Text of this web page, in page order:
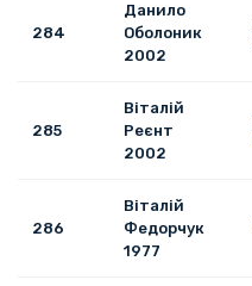
284
Данило
Оболоник
2002
285
Віталій
Реєнт
2002
286
Віталій
Федорчук
1977